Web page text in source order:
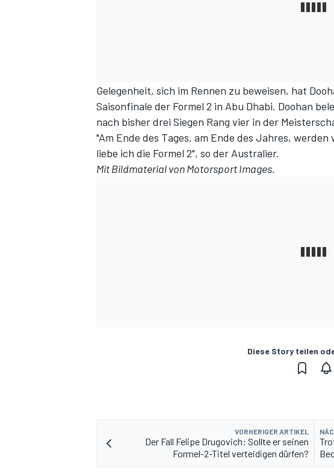
Gelegenheit, sich im Rennen zu beweisen, hat
Saisonfinale der Formel 2 in Abu Dhabi. Doohan
nach bisher drei Siegen Rang vier in der
"Am Ende des Tages, am Ende des Jahres,
liebe ich die Formel 2", so der Australier.
Mit Bildmaterial von Motorsport Images.
Diese Story teilen
VORHERIGER ARTIKEL
Der Fall Felipe Drugovich: Sollte er seinen
Formel-2-Titel verteidigen dürfen?